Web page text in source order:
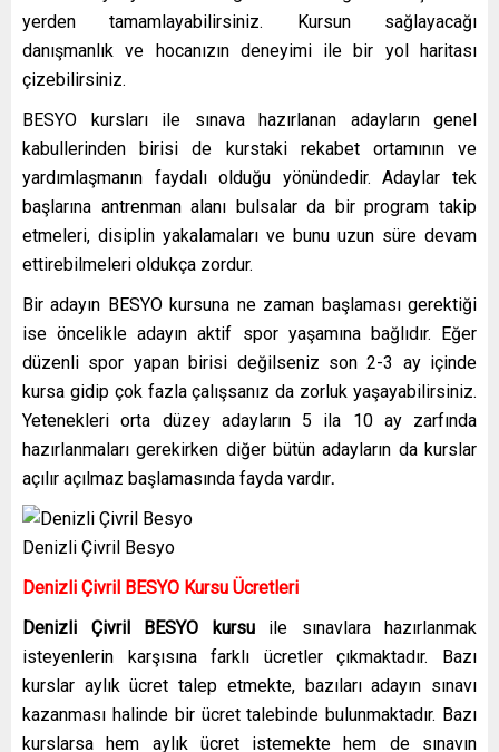
yerden tamamlayabilirsiniz. Kursun sağlayacağı
danışmanlık ve hocanızın deneyimi ile bir yol haritası
çizebilirsiniz.
BESYO kursları ile sınava hazırlanan adayların genel
kabullerinden birisi de kurstaki rekabet ortamının ve
yardımlaşmanın faydalı olduğu yönündedir. Adaylar tek
başlarına antrenman alanı bulsalar da bir program takip
etmeleri, disiplin yakalamaları ve bunu uzun süre devam
ettirebilmeleri oldukça zordur.
Bir adayın BESYO kursuna ne zaman başlaması gerektiği
ise öncelikle adayın aktif spor yaşamına bağlıdır. Eğer
düzenli spor yapan birisi değilseniz son 2-3 ay içinde
kursa gidip çok fazla çalışsanız da zorluk yaşayabilirsiniz.
Yetenekleri orta düzey adayların 5 ila 10 ay zarfında
hazırlanmaları gerekirken diğer bütün adayların da kurslar
açılır açılmaz başlamasında fayda vardır.
Denizli Çivril Besyo
Denizli Çivril BESYO Kursu Ücretleri
Denizli Çivril BESYO kursu ile sınavlara hazırlanmak
isteyenlerin karşısına farklı ücretler çıkmaktadır. Bazı
kurslar aylık ücret talep etmekte, bazıları adayın sınavı
kazanması halinde bir ücret talebinde bulunmaktadır. Bazı
kurslarsa hem aylık ücret istemekte hem de sınavın